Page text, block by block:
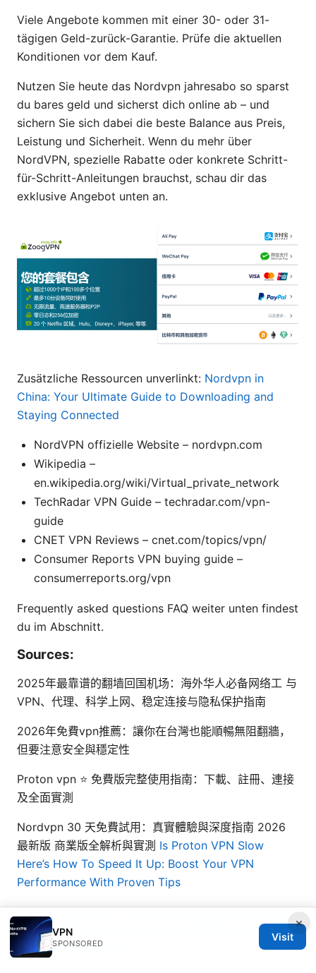
Viele Angebote kommen mit einer 30- oder 31-
tägigen Geld-zurück-Garantie. Prüfe die aktuellen
Konditionen vor dem Kauf.
Nutzen Sie heute das Nordvpn jahresabo so sparst
du bares geld und sicherst dich online ab – und
sichern Sie sich dabei die beste Balance aus Preis,
Leistung und Sicherheit. Wenn du mehr über
NordVPN, spezielle Rabatte oder konkrete Schritt-
für-Schritt-Anleitungen brauchst, schau dir das
exklusive Angebot unten an.
Zusätzliche Ressourcen unverlinkt: Nordvpn in
China: Your Ultimate Guide to Downloading and
Staying Connected
NordVPN offizielle Website – nordvpn.com
Wikipedia –
en.wikipedia.org/wiki/Virtual_private_network
TechRadar VPN Guide – techradar.com/vpn-
guide
CNET VPN Reviews – cnet.com/topics/vpn/
Consumer Reports VPN buying guide –
consumerreports.org/vpn
Frequently asked questions FAQ weiter unten findest
du im Abschnitt.
Sources:
2025年最靠谱的翻墙回国机场：海外华人必备网络工 与
VPN、代理、科学上网、稳定连接与隐私保护指南
2026年免費vpn推薦：讓你在台灣也能順暢無阻翻牆，
但要注意安全與穩定性
Proton vpn ⭐ 免費版完整使用指南：下載、註冊、連接
及全面實測
Nordvpn 30 天免費試用：真實體驗與深度指南 2026
最新版 商業版全解析與實測 Is Proton VPN Slow
Here’s How To Speed It Up: Boost Your VPN
Performance With Proven Tips
Google search not working with nordvpn heres how
to fix it: Quick Fixes, Tips, and VPN Best Practices
for Smooth Research
×
VPN
SPONSORED
Visit